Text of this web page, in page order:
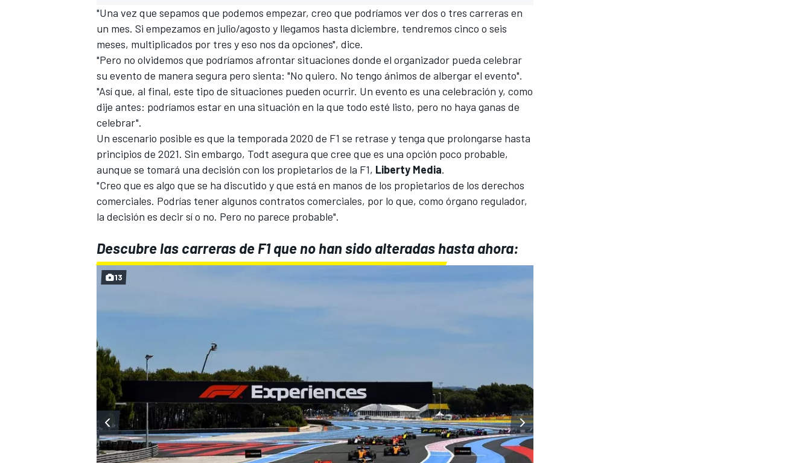
"Una vez que sepamos que podemos empezar, creo que podríamos ver dos o tres carreras en
un mes. Si empezamos en julio/agosto y llegamos hasta diciembre, tendremos cinco o seis
meses, multiplicados por tres y eso nos da opciones", dice.
"Pero no olvidemos que podríamos afrontar situaciones donde el organizador pueda celebrar
su evento de manera segura pero sienta: "No quiero. No tengo ánimos de albergar el evento".
"Así que, al final, este tipo de situaciones pueden ocurrir. Un evento es una celebración y, como
dije antes: podríamos estar en una situación en la que todo esté listo, pero no haya ganas de
celebrar".
Un escenario posible es que la temporada 2020 de F1 se retrase y tenga que prolongarse hasta
principios de 2021. Sin embargo, Todt asegura que cree que es una opción poco probable,
aunque se tomará una decisión con los propietarios de la F1, Liberty Media.
"Creo que es algo que se ha discutido y que está en manos de los propietarios de los derechos
comerciales. Podrías tener algunos contratos comerciales, por lo que, como órgano regulador,
la decisión es decir sí o no. Pero no parece probable".
Descubre las carreras de F1 que no han sido alteradas hasta ahora:
13